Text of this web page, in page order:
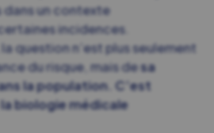
un contexte
incidences.
question n’est plus seulement
du risque, mais desa
la population. C’est
biologie médicale